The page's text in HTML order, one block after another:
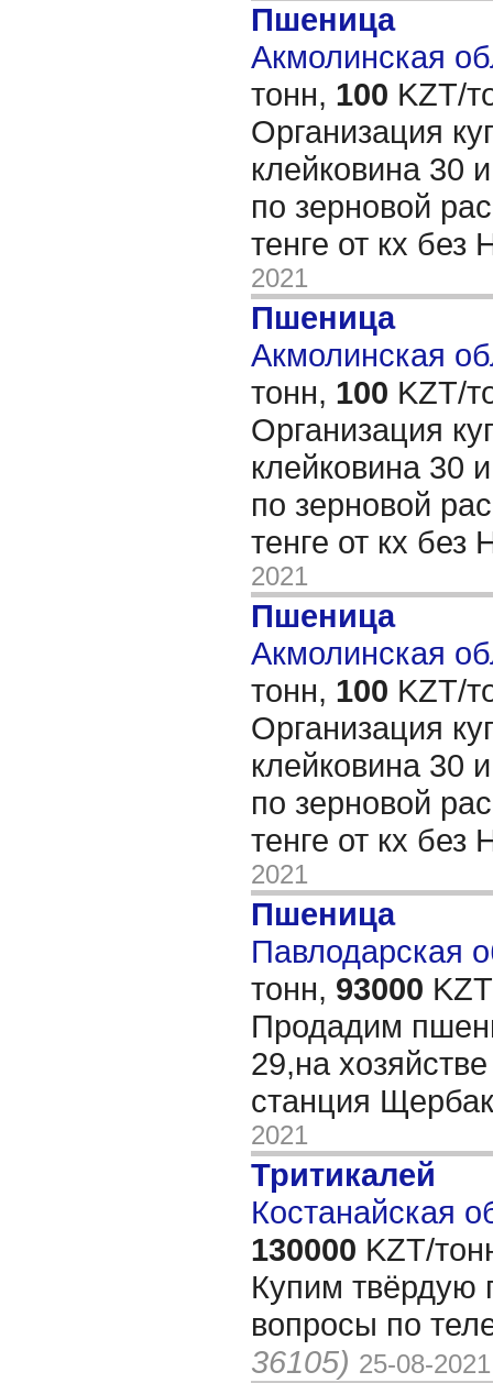
Пшеница
Акмолинская
тонн, 100 KZT/
Организация
клейковина 30
по зерновой
тенге от кх
2021
Пшеница
Акмолинская
тонн, 100 KZT/
Организация
клейковина 30
по зерновой
тенге от кх
2021
Пшеница
Акмолинская
тонн, 100 KZT/
Организация
клейковина 30
по зерновой
тенге от кх
2021
Пшеница
Павлодарская
тонн, 93000
Продадим
29,на
станция
2021
Тритикалей
Костанайская
130000 KZT/
Купим твёрдую
вопросы по
36105) 25-08-2021